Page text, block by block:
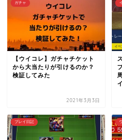
ガチャ
【ウイコレ】ガチャチケット
から大当たりが引けるのか？
検証してみた
2021年3月3日
プレイ日記